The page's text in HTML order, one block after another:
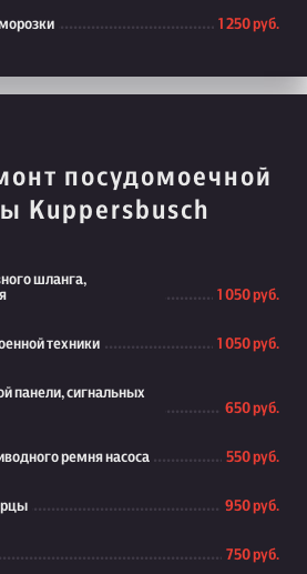
1 250 руб.
посудомоечной
Kuppersbusch
шланга,
1 050 руб.
техники 1 050 руб.
панели, сигнальных
650 руб.
ремня насоса 550 руб.
950 руб.
750 руб.